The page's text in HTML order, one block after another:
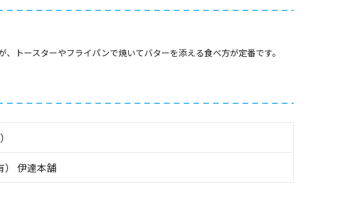
、トースターやフライパンで焼いてバターを添える食べ方が定番です。
） 伊達本舗